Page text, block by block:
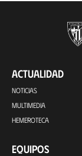
ACTUALIDAD
NOTICIAS
MULTIMEDIA
HEMEROTECA
EQUIPOS